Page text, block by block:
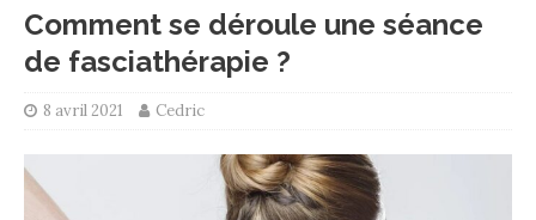
Comment se déroule une séance
de fasciathérapie ?
8 avril 2021 Cedric